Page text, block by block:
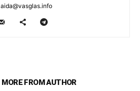
aida@vasglas.info
MORE FROM AUTHOR